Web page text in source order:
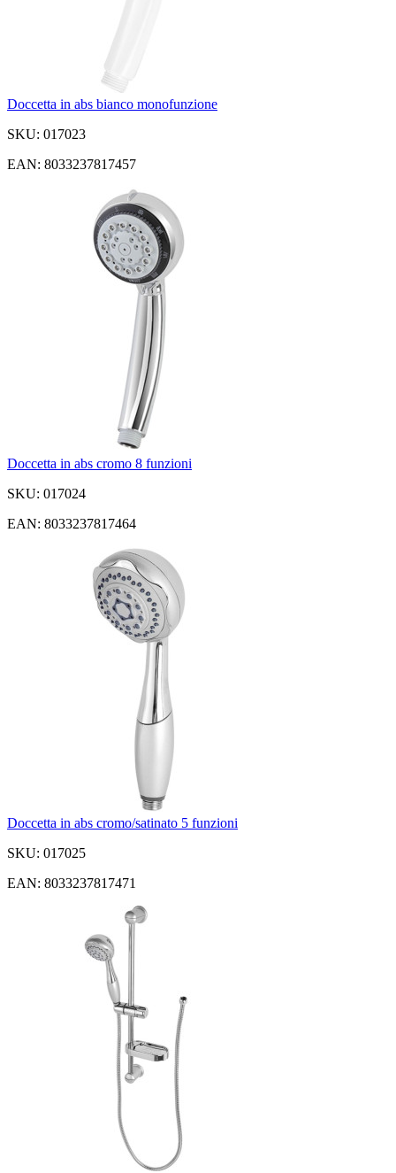
Doccetta in abs bianco monofunzione
SKU: 017023
EAN: 8033237817457
Doccetta in abs cromo 8 funzioni
SKU: 017024
EAN: 8033237817464
Doccetta in abs cromo/satinato 5 funzioni
SKU: 017025
EAN: 8033237817471